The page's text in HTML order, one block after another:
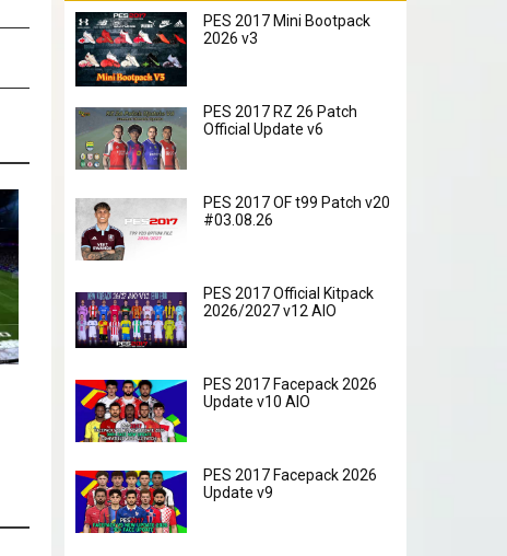
PES 2017 Mini Bootpack
2026 v3
PES 2017 RZ 26 Patch
Official Update v6
PES 2017 OF t99 Patch v20
#03.08.26
PES 2017 Official Kitpack
2026/2027 v12 AIO
PES 2017 Facepack 2026
Update v10 AIO
PES 2017 Facepack 2026
Update v9